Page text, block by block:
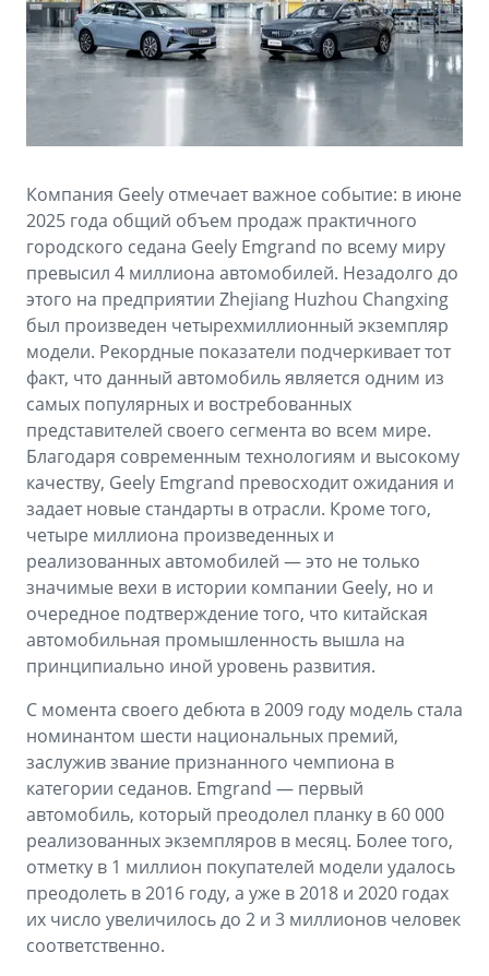
OKAVANGO MONJARO
от 4 349 990 ₽*
PREFACE
от 3 079 990 ₽*
GEELY EX5
от 3 769 990 ₽*
Аксессуары
Зарядные устройства
Расчет КАСКО
Страхование
GEELY Лизинг
Советы по эксплуатации
Спецпредложения
Гарантия Geely
Сервисная книжка
Вопросы и ответы
Компания Geely отмечает важное событие: в июне
2025 года общий объем продаж практичного
городского седана Geely Emgrand по всему миру
превысил 4 миллиона автомобилей. Незадолго до
этого на предприятии Zhejiang Huzhou Changxing
был произведен четырехмиллионный экземпляр
модели. Рекордные показатели подчеркивает тот
факт, что данный автомобиль является одним из
самых популярных и востребованных
представителей своего сегмента во всем мире.
Благодаря современным технологиям и высокому
качеству, Geely Emgrand превосходит ожидания и
задает новые стандарты в отрасли. Кроме того,
четыре миллиона произведенных и
реализованных автомобилей — это не только
значимые вехи в истории компании Geely, но и
очередное подтверждение того, что китайская
автомобильная промышленность вышла на
принципиально иной уровень развития.
С момента своего дебюта в 2009 году модель стала
номинантом шести национальных премий,
заслужив звание признанного чемпиона в
категории седанов. Emgrand — первый
автомобиль, который преодолел планку в 60 000
реализованных экземпляров в месяц. Более того,
отметку в 1 миллион покупателей модели удалось
преодолеть в 2016 году, а уже в 2018 и 2020 годах
их число увеличилось до 2 и 3 миллионов человек
соответственно.